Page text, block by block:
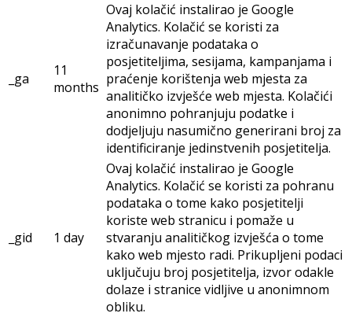
_ga
11
months
Ovaj kolačić instalirao je Google
Analytics. Kolačić se koristi za
izračunavanje podataka o
posjetiteljima, sesijama, kampanjama i
praćenje korištenja web mjesta za
analitičko izvješće web mjesta. Kolačići
anonimno pohranjuju podatke i
dodjeljuju nasumično generirani broj za
identificiranje jedinstvenih posjetitelja.
_gid 1 day
Ovaj kolačić instalirao je Google
Analytics. Kolačić se koristi za pohranu
podataka o tome kako posjetitelji
koriste web stranicu i pomaže u
stvaranju analitičkog izvješća o tome
kako web mjesto radi. Prikupljeni podaci
uključuju broj posjetitelja, izvor odakle
dolaze i stranice vidljive u anonimnom
obliku.